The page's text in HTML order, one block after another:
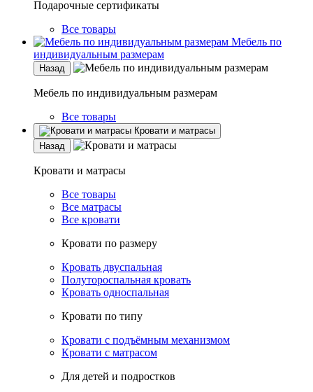
Подарочные сертификаты
Все товары
Мебель по
индивидуальным размерам
Назад
Мебель по индивидуальным размерам
Все товары
Кровати и матрасы
Назад
Кровати и матрасы
Все товары
Все матрасы
Все кровати
Кровати по размеру
Кровать двуспальная
Полутороспальная кровать
Кровать односпальная
Кровати по типу
Кровати с подъёмным механизмом
Кровати с матрасом
Для детей и подростков